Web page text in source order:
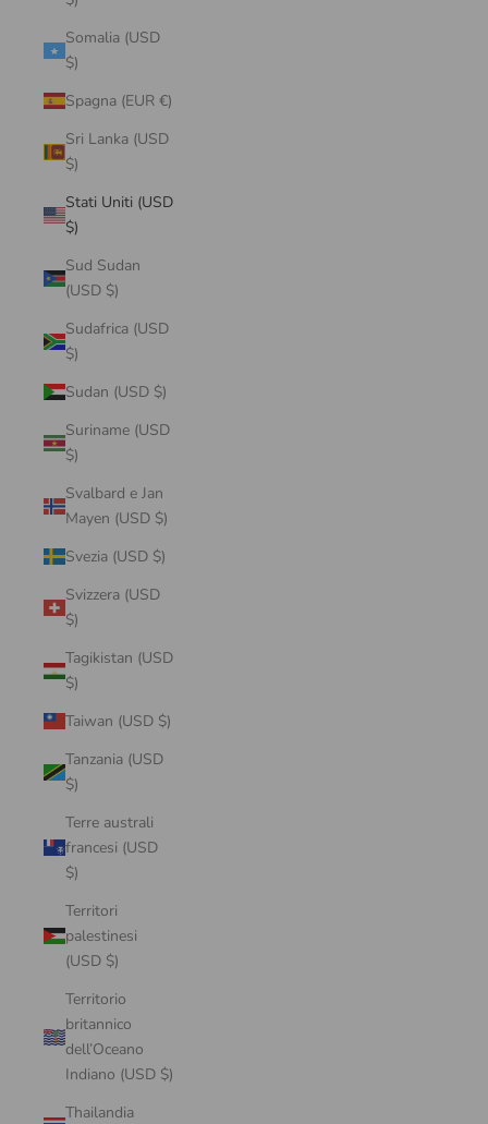
Somalia (USD
$)
Spagna (EUR €)
Sri Lanka (USD
$)
Stati Uniti (USD
$)
Sud Sudan
(USD $)
Sudafrica (USD
$)
Sudan (USD $)
Suriname (USD
$)
Svalbard e Jan
Mayen (USD $)
Svezia (USD $)
Svizzera (USD
$)
Tagikistan (USD
$)
Taiwan (USD $)
Tanzania (USD
$)
Terre australi
francesi (USD
$)
Territori
palestinesi
(USD $)
Territorio
britannico
dell’Oceano
Indiano (USD $)
Thailandia